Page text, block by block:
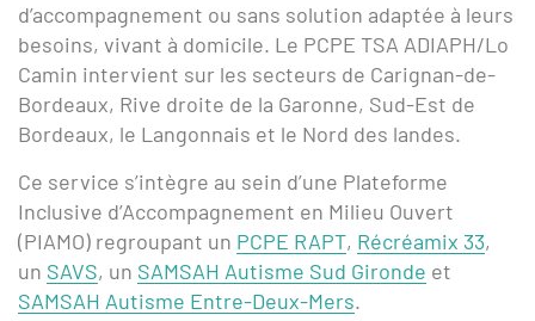
d’accompagnement ou sans solution adaptée à leurs
besoins, vivant à domicile. Le PCPE TSA ADIAPH/Lo
Camin intervient sur les secteurs de Carignan-de-
Bordeaux, Rive droite de la Garonne, Sud-Est de
Bordeaux, le Langonnais et le Nord des landes.
Ce service s’intègre au sein d’une Plateforme
Inclusive d’Accompagnement en Milieu Ouvert
(PIAMO) regroupant un PCPE RAPT, Récréamix 33,
un SAVS, un SAMSAH Autisme Sud Gironde et
SAMSAH Autisme Entre-Deux-Mers.